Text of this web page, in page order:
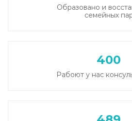
Образовано и
семейных
400
Рабоют у нас